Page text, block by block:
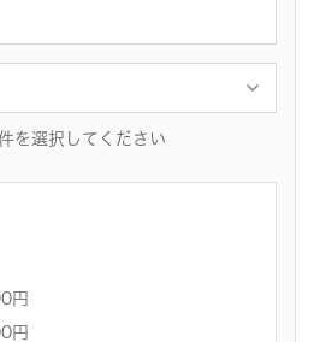
を選択してください
円
円